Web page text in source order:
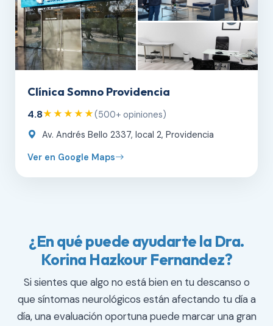
Clínica Somno Providencia
4.8★★★★★(500+ opiniones)
Av. Andrés Bello 2337, local 2, Providencia
Ver en Google Maps
¿En qué puede ayudarte la Dra.
Korina Hazkour Fernandez?
Si sientes que algo no está bien en tu descanso o
que síntomas neurológicos están afectando tu día a
día, una evaluación oportuna puede marcar una gran